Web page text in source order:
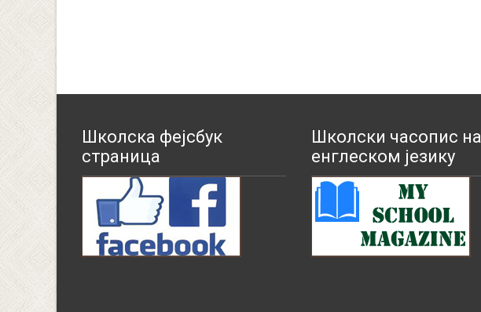
Школска фејсбук
страница
Школски часопис на
енглеском језику